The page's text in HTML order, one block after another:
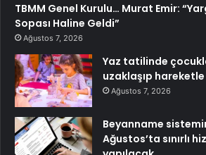
TBMM Genel Kurulu… Murat Emir:
Sopası Haline Geldi”
Ağustos 7, 2026
Yaz tatilinde
uzaklaşıp
Ağustos 7, 2026
Beyanname
Ağustos’ta sınırlı